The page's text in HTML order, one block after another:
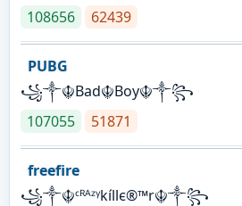
108656
62439
PUBG
꧁༒☬Bad☬Boy☬༒꧂
107055
51871
freefire
꧁༒☬ᶜᴿᴬᶻᵞkíllє®™r☬༒꧂